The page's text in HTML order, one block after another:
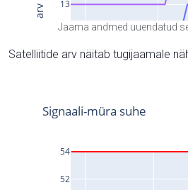
Jaama andmed uuendatud
Satelliitide arv näitab tugijaamale